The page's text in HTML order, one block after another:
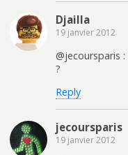
Djailla
19 janvier 2012
@jecoursparis
?
Reply
jecoursparis
19 janvier 2012